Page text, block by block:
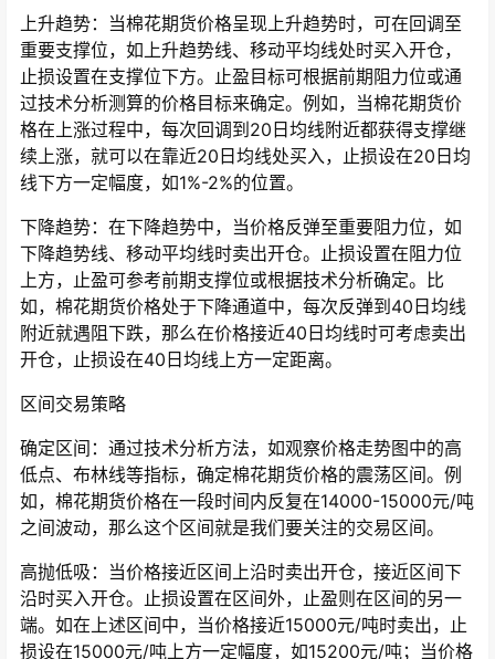
上升趋势：当棉花期货价格呈现上升趋势时，可在回调至
重要支撑位，如上升趋势线、移动平均线处时买入开仓，
止损设置在支撑位下方。止盈目标可根据前期阻力位或通
过技术分析测算的价格目标来确定。例如，当棉花期货价
格在上涨过程中，每次回调到20日均线附近都获得支撑继
续上涨，就可以在靠近20日均线处买入，止损设在20日均
线下方一定幅度，如1%-2%的位置。
下降趋势：在下降趋势中，当价格反弹至重要阻力位，如
下降趋势线、移动平均线时卖出开仓。止损设置在阻力位
上方，止盈可参考前期支撑位或根据技术分析确定。比
如，棉花期货价格处于下降通道中，每次反弹到40日均线
附近就遇阻下跌，那么在价格接近40日均线时可考虑卖出
开仓，止损设在40日均线上方一定距离。
区间交易策略
确定区间：通过技术分析方法，如观察价格走势图中的高
低点、布林线等指标，确定棉花期货价格的震荡区间。例
如，棉花期货价格在一段时间内反复在14000-15000元/吨
之间波动，那么这个区间就是我们要关注的交易区间。
高抛低吸：当价格接近区间上沿时卖出开仓，接近区间下
沿时买入开仓。止损设置在区间外，止盈则在区间的另一
端。如在上述区间中，当价格接近15000元/吨时卖出，止
损设在15000元/吨上方一定幅度，如15200元/吨；当价格